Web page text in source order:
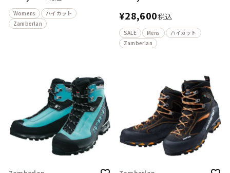
Womens
ハイカット
Zamberlan
¥28,600税込
SALE Mens
ハイカット
Zamberlan